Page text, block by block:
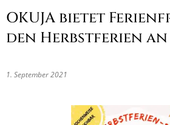
OKUJA bietet
den Herbstferien an
1. September 2021